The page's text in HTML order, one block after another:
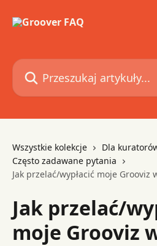
Przeszukaj artykuły...
Wszystkie kolekcje
Dla
Często zadawane pytania
Jak przelać/wypłacić moje Grooviz
Jak przelać/
moje Grooviz